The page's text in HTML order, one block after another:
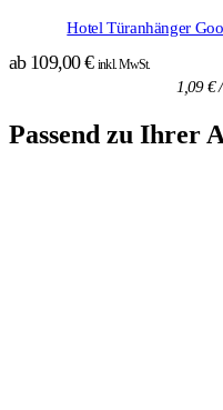
Hotel Türanhänger
ab 109,00€ inkl. MwSt.
1,09€/
Passend zu Ihrer